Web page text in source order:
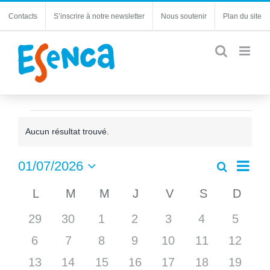
Contacts S’inscrire à notre newsletter Nous soutenir Plan du site
Aucun résultat trouvé.
vues
Recherche
Mois
01/07/2026
une
Calendrier
Évènements
LLUNDI
M MARDI
M MERCREDI
J JEUDI
V VENDREDI
SSAMEDI
D
0
évènements
29
0
évènements
30
0
évènements
1
0
évènements
2
0
évènements
3
0
évènements
4
0
5
0
évènements
6
0
évènements
7
0
évènements
8
0
évènements
9
0
évènements
10
0
évènements
11
0
12
0
13
0
14
0
15
0
16
0
17
0
18
0
19